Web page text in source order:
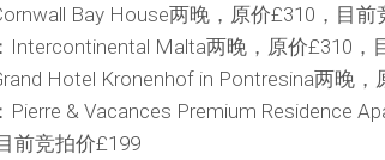
Bay House两晚，原价£310，目前
Intercontinental Malta两晚，原价£310，
Hotel Kronenhof in Pontresina两晚
Pierre & Vacances Premium Residence
前竞拍价£199